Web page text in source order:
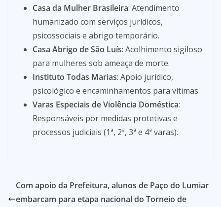
Casa da Mulher Brasileira: Atendimento
humanizado com serviços jurídicos,
psicossociais e abrigo temporário.
Casa Abrigo de São Luís: Acolhimento sigiloso
para mulheres sob ameaça de morte.
Instituto Todas Marias: Apoio jurídico,
psicológico e encaminhamentos para vítimas.
Varas Especiais de Violência Doméstica:
Responsáveis por medidas protetivas e
processos judiciais (1ª, 2ª, 3ª e 4ª varas).
Com apoio da Prefeitura, alunos de Paço do Lumiar
embarcam para etapa nacional do Torneio de